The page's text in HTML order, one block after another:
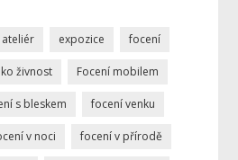
ateliér expozice focení
živnost Focení mobilem
s bleskem focení venku
v noci focení v přírodě